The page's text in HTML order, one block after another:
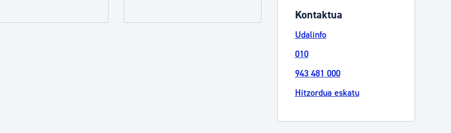
Izapideen katalogoa
Kontaktua
Udalinfo
010
943 481 000
Hitzordua eskatu